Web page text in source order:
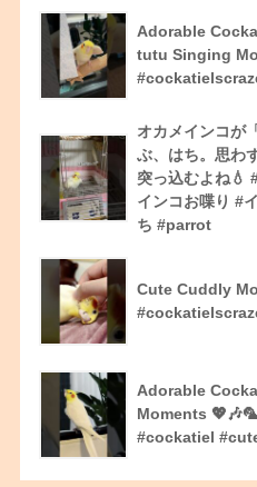
Adorable
tutu Singing
オカメインコが
ぶ、はち。思わ
突っ込むよね💧
インコお喋り #
ち #parrot
Cute Cuddly
Adorable
Moments
#cockatiel